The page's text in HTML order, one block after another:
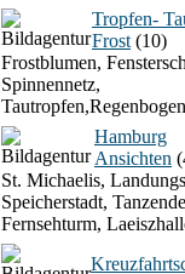
Tropfen-
Frost (10)
Frostblumen,
Spinnennetz,
Hamburg
Ansichten
St. Michaelis,
Speicherstadt,
Fernsehturm,